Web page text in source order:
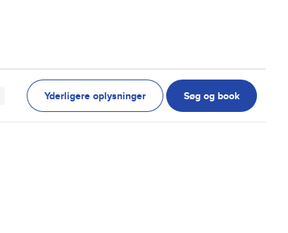
Yderligere oplysninger Søg og book